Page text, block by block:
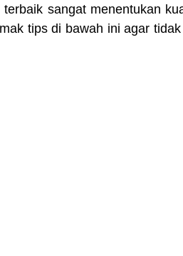
sangat menentukan
tips di bawah ini agar